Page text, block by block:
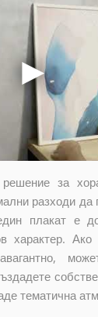
за
разходи да
плакат е
характер.
тематична